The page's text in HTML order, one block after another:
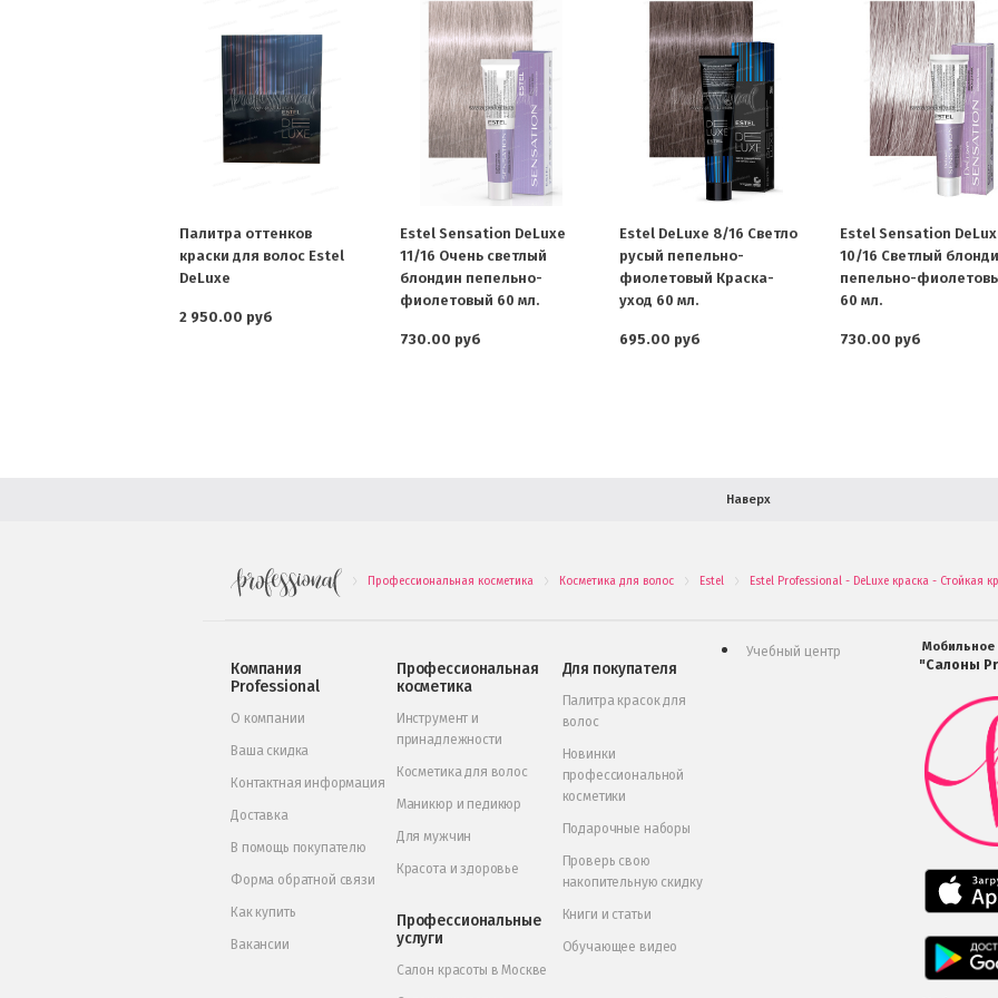
Палитра оттенков
краски для волос Estel
DeLuxe
2 950.00 руб
Estel Sensation DeLuxe
11/16 Очень светлый
блондин пепельно-
фиолетовый 60 мл.
730.00 руб
Estel DeLuxe 8/16 Светло
русый пепельно-
фиолетовый Краска-
уход 60 мл.
695.00 руб
Estel Sensation
10/16 Светлый
пепельно-
60 мл.
730.00 руб
Наверх
Профессиональная косметика Косметика для волос Estel Estel Professional - DeLuxe краска - Стойкая
Компания
Professional
О компании
Ваша скидка
Контактная информация
Доставка
В помощь покупателю
Форма обратной связи
Как купить
Вакансии
Профессиональная
косметика
Инструмент и
принадлежности
Косметика для волос
Маникюр и педикюр
Для мужчин
Красота и здоровье
Профессиональные
услуги
Салон красоты в Москве
Для покупателя
Палитра красок для
волос
Новинки
профессиональной
косметики
Подарочные наборы
Проверь свою
накопительную скидку
Книги и статьи
Обучающее видео
Учебный центр Мобильное
"Салоны